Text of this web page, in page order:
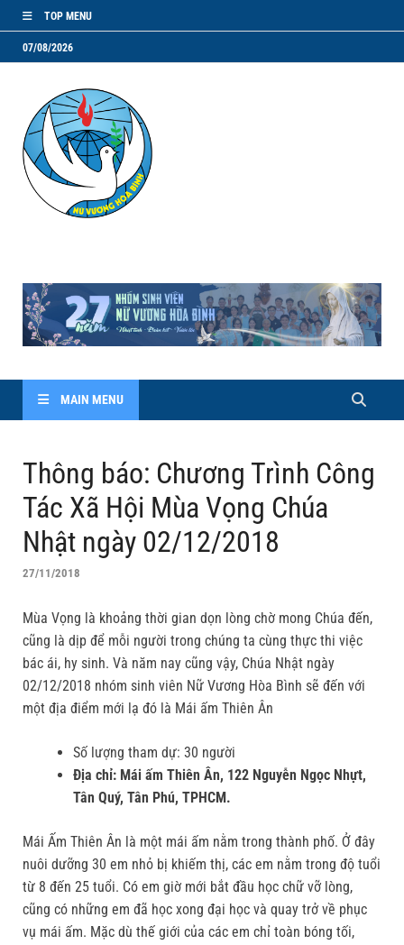
TOP MENU
07/08/2026
MAIN MENU
Thông báo: Chương Trình Công
Tác Xã Hội Mùa Vọng Chúa
Nhật ngày 02/12/2018
27/11/2018
Mùa Vọng là khoảng thời gian dọn lòng chờ mong Chúa đến,
cũng là dịp để mỗi người trong chúng ta cùng thực thi việc
bác ái, hy sinh. Và năm nay cũng vậy, Chúa Nhật ngày
02/12/2018 nhóm sinh viên Nữ Vương Hòa Bình sẽ đến với
một địa điểm mới lạ đó là Mái ấm Thiên Ân
Số lượng tham dự: 30 người
Địa chỉ: Mái ấm Thiên Ân, 122 Nguyễn Ngọc Nhựt,
Tân Quý, Tân Phú, TPHCM.
Mái Ấm Thiên Ân là một mái ấm nằm trong thành phố. Ở đây
nuôi dưỡng 30 em nhỏ bị khiếm thị, các em nằm trong độ tuổi
từ 8 đến 25 tuổi. Có em giờ mới bắt đầu học chữ vỡ lòng,
cũng có những em đã học xong đại học và quay trở về phục
vụ mái ấm. Mặc dù thế giới của các em chỉ toàn bóng tối,